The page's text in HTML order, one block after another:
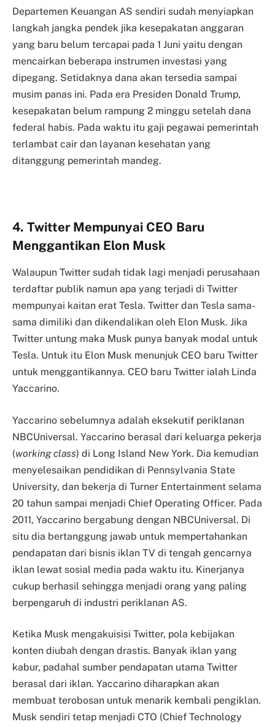
Departemen Keuangan AS sendiri sudah menyiapkan
langkah jangka pendek jika kesepakatan anggaran
yang baru belum tercapai pada 1 Juni yaitu dengan
mencairkan beberapa instrumen investasi yang
dipegang. Setidaknya dana akan tersedia sampai
musim panas ini. Pada era Presiden Donald Trump,
kesepakatan belum rampung 2 minggu setelah dana
federal habis. Pada waktu itu gaji pegawai pemerintah
terlambat cair dan layanan kesehatan yang
ditanggung pemerintah mandeg.
4. Twitter Mempunyai CEO Baru
Menggantikan Elon Musk
Walaupun Twitter sudah tidak lagi menjadi perusahaan
terdaftar publik namun apa yang terjadi di Twitter
mempunyai kaitan erat Tesla. Twitter dan Tesla sama-
sama dimiliki dan dikendalikan oleh Elon Musk. Jika
Twitter untung maka Musk punya banyak modal untuk
Tesla. Untuk itu Elon Musk menunjuk CEO baru Twitter
untuk menggantikannya. CEO baru Twitter ialah Linda
Yaccarino.
Yaccarino sebelumnya adalah eksekutif periklanan
NBCUniversal. Yaccarino berasal dari keluarga pekerja
(working class) di Long Island New York. Dia kemudian
menyelesaikan pendidikan di Pennsylvania State
University, dan bekerja di Turner Entertainment selama
20 tahun sampai menjadi Chief Operating Officer. Pada
2011, Yaccarino bergabung dengan NBCUniversal. Di
situ dia bertanggung jawab untuk mempertahankan
pendapatan dari bisnis iklan TV di tengah gencarnya
iklan lewat sosial media pada waktu itu. Kinerjanya
cukup berhasil sehingga menjadi orang yang paling
berpengaruh di industri periklanan AS.
Ketika Musk mengakuisisi Twitter, pola kebijakan
konten diubah dengan drastis. Banyak iklan yang
kabur, padahal sumber pendapatan utama Twitter
berasal dari iklan. Yaccarino diharapkan akan
membuat terobosan untuk menarik kembali pengiklan.
Musk sendiri tetap menjadi CTO (Chief Technology